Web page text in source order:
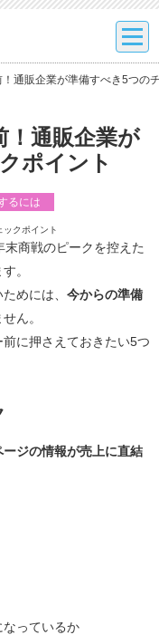
通販企業が準備すべき5つの
！通販企業が
ポイント
るには
クポイント
商戦のピークを控えた
。
めには、 今からの準備
ん。
に押さえておきたい5つ
ージの情報が売上に直結
っているか